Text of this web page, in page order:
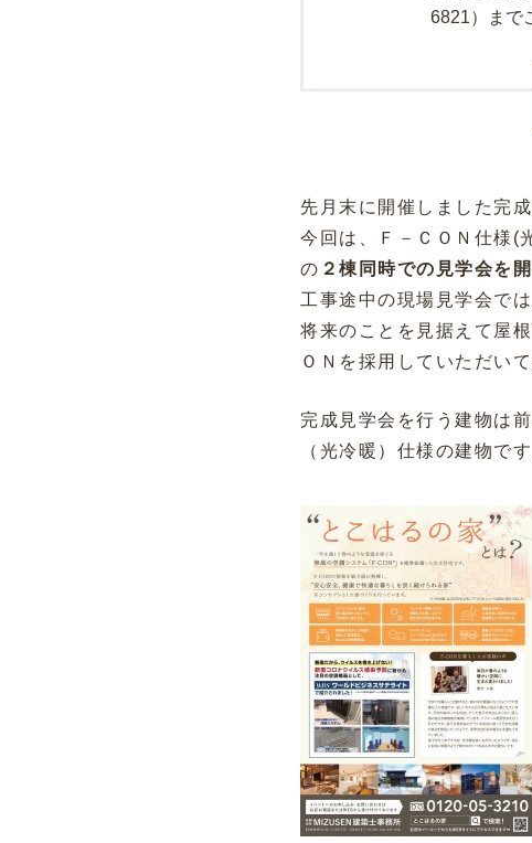
6821）まで
先月末に開催しました完
今回は、Ｆ－ＣＯＮ仕様(
の ２棟同時での見学会を
工事途中の現場見学会で
将来のことを見据えて屋
ＯＮを採用していただいて
完成見学会を行う建物は
（光冷暖）仕様の建物です